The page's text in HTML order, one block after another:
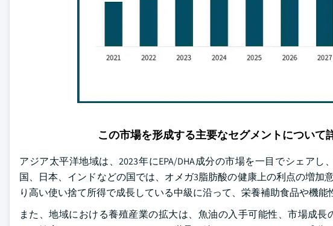
この市場を形成する主要なセグメントについて
アジア太平洋地域は、2023年にEPA/DHA成分の市場を一目でシェア
国、日本、インドなどの国では、オメガ3脂肪酸の健康上の利点の増加
り高い使い捨て所得で成長している中級に沿って、栄養補助食品や機能
また、地域における養殖産業の拡大は、魚油の入手可能性、市場成